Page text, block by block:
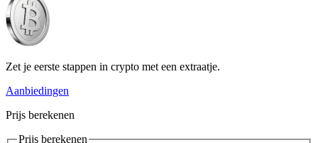
Zet je eerste stappen in crypto met een extraatje.
Aanbiedingen
Prijs berekenen
Prijs berekenen